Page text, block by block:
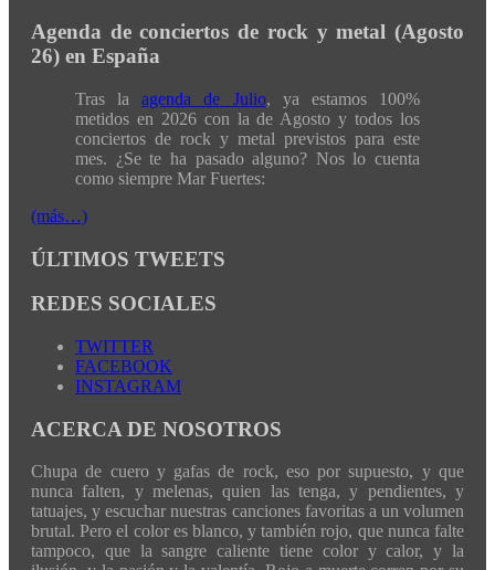
Agenda de conciertos de rock y metal (Agosto
26) en España
Tras laagenda de Julio, ya estamos 100%
metidos en 2026 con la de Agosto y todos los
conciertos de rock y metal previstos para este
mes. ¿Se te ha pasado alguno? Nos lo cuenta
como siempre Mar Fuertes:
(más…)
ÚLTIMOS TWEETS
REDES SOCIALES
TWITTER
FACEBOOK
INSTAGRAM
ACERCA DE NOSOTROS
Chupa de cuero y gafas de rock, eso por supuesto, y que
nunca falten, y melenas, quien las tenga, y pendientes, y
tatuajes, y escuchar nuestras canciones favoritas a un volumen
brutal. Pero el color es blanco, y también rojo, que nunca falte
tampoco, que la sangre caliente tiene color y calor, y la